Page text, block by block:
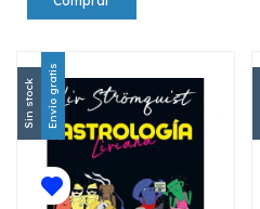
Sin stock Envío gratis